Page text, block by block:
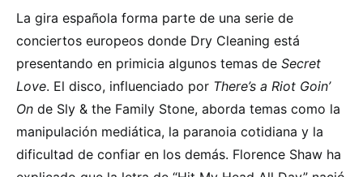
La gira española forma parte de una serie de
conciertos europeos donde Dry Cleaning está
presentando en primicia algunos temas de Secret
Love. El disco, influenciado por There’s a Riot Goin’
On de Sly & the Family Stone, aborda temas como la
manipulación mediática, la paranoia cotidiana y la
dificultad de confiar en los demás. Florence Shaw ha